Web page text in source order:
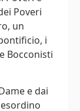
Poveri
un
i
Bocconisti
e dai